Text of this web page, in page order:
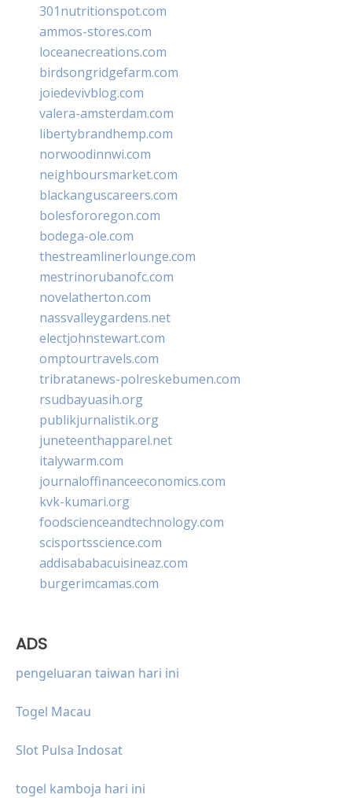
301nutritionspot.com
ammos-stores.com
loceanecreations.com
birdsongridgefarm.com
joiedevivblog.com
valera-amsterdam.com
libertybrandhemp.com
norwoodinnwi.com
neighboursmarket.com
blackanguscareers.com
bolesfororegon.com
bodega-ole.com
thestreamlinerlounge.com
mestrinorubanofc.com
novelatherton.com
nassvalleygardens.net
electjohnstewart.com
omptourtravels.com
tribratanews-polreskebumen.com
rsudbayuasih.org
publikjurnalistik.org
juneteenthapparel.net
italywarm.com
journaloffinanceeconomics.com
kvk-kumari.org
foodscienceandtechnology.com
scisportsscience.com
addisababacuisineaz.com
burgerimcamas.com
ADS
pengeluaran taiwan hari ini
Togel Macau
Slot Pulsa Indosat
togel kamboja hari ini